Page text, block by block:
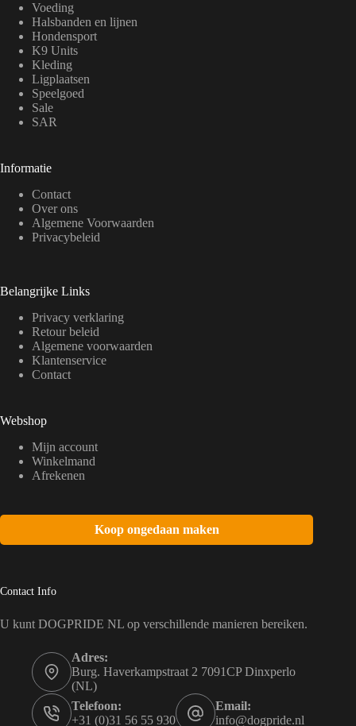
Voeding
Halsbanden en lijnen
Hondensport
K9 Units
Kleding
Ligplaatsen
Speelgoed
Sale
SAR
Informatie
Contact
Over ons
Algemene Voorwaarden
Privacybeleid
Belangrijke Links
Privacy verklaring
Retour beleid
Algemene voorwaarden
Klantenservice
Contact
Webshop
Mijn account
Winkelmand
Afrekenen
Koop ongedaan maken
Contact Info
U kunt DOGPRIDE NL op verschillende manieren bereiken.
Adres:
Burg. Haverkampstraat 2 7091CP Dinxperlo
(NL)
Telefoon:
+31 (0)31 56 55 930
Email:
info@dogpride.nl